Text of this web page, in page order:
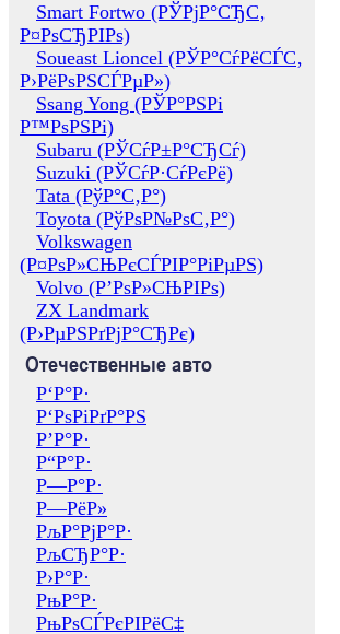
Smart Fortwo (РЎРјР°СЂС‚
Р¤РѕСЂРІРѕ)
Soueast Lioncel (РЎР°СѓРёСЃС‚
Р›РёРѕРЅСЃРµР»)
Ssang Yong (РЎР°РЅРі
Р™РѕРЅРі)
Subaru (РЎСѓР±Р°СЂСѓ)
Suzuki (РЎСѓР·СѓРєРё)
Tata (РўР°С‚Р°)
Toyota (РўРѕР№РѕС‚Р°)
Volkswagen
(Р¤РѕР»СЊРєСЃРІР°РіРµРЅ)
Volvo (Р’РѕР»СЊРІРѕ)
ZX Landmark
(Р›РµРЅРґРјР°СЂРє)
Отечественные авто
Р‘Р°Р·
Р‘РѕРіРґР°РЅ
Р’Р°Р·
Р“Р°Р·
Р—Р°Р·
Р—РёР»
РљР°РјР°Р·
РљСЂР°Р·
Р›Р°Р·
РњР°Р·
РњРѕСЃРєРІРёС‡